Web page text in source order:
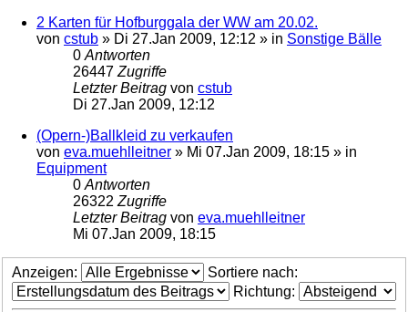
2 Karten für Hofburggala der WW am 20.02.
von cstub » Di 27.Jan 2009, 12:12 » in Sonstige Bälle
0 Antworten
26447 Zugriffe
Letzter Beitrag von cstub
Di 27.Jan 2009, 12:12
(Opern-)Ballkleid zu verkaufen
von eva.muehlleitner » Mi 07.Jan 2009, 18:15 » in
Equipment
0 Antworten
26322 Zugriffe
Letzter Beitrag von eva.muehlleitner
Mi 07.Jan 2009, 18:15
Anzeigen:
Sortiere nach:
Richtung: